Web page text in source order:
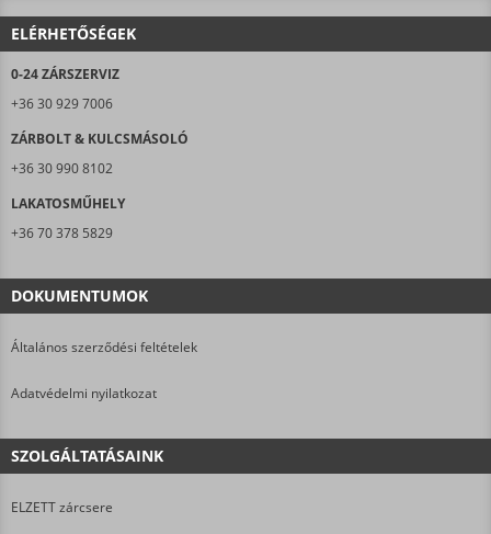
ELÉRHETŐSÉGEK
0-24 ZÁRSZERVIZ
+36 30 929 7006
ZÁRBOLT & KULCSMÁSOLÓ
+36 30 990 8102
LAKATOSMŰHELY
+36 70 378 5829
DOKUMENTUMOK
Általános szerződési feltételek
Adatvédelmi nyilatkozat
SZOLGÁLTATÁSAINK
ELZETT zárcsere